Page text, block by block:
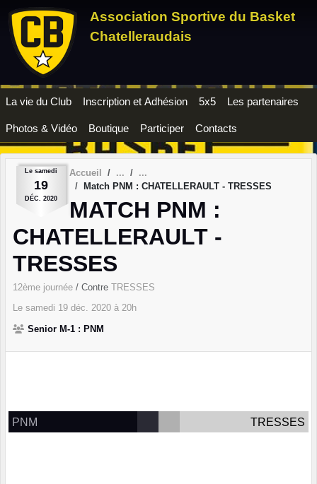
Association Sportive du Basket
Chatelleraudais
La vie du Club Inscription et Adhésion 5x5 Les partenaires
Photos & Vidéo Boutique Participer Contacts
Le samedi
19
DÉC. 2020
Accueil
Match PNM : CHATELLERAULT - TRESSES
MATCH PNM :
CHATELLERAULT -
TRESSES
12ème journée / Contre TRESSES
Le samedi 19 déc. 2020 à 20h
Senior M-1 : PNM
PNM TRESSES
Panneau de gestion des cookies